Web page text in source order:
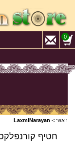
0
ראשי >
LaxmiNarayan